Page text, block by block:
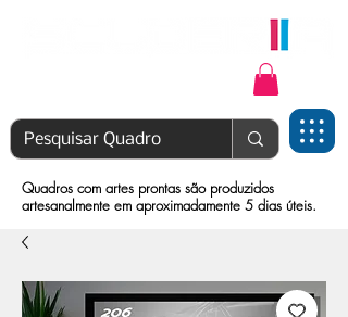
Quadros com artes prontas são produzidos
artesanalmente em aproximadamente 5 dias úteis.